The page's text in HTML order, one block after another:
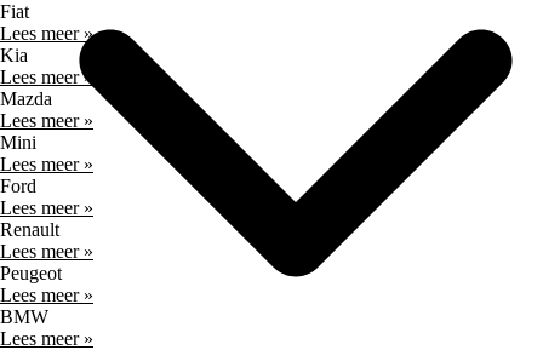
Fiat
Lees meer »
Kia
Lees meer »
Mazda
Lees meer »
Mini
Lees meer »
Ford
Lees meer »
Renault
Lees meer »
Peugeot
Lees meer »
BMW
Lees meer »